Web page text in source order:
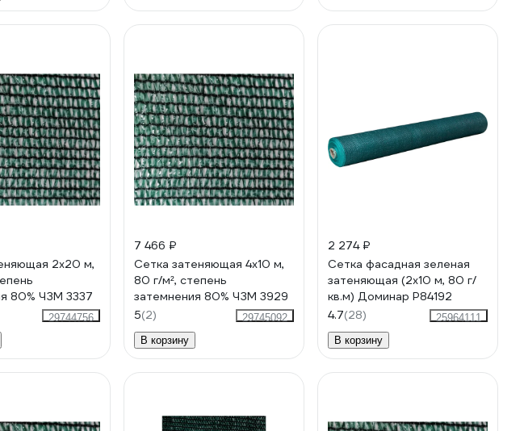
2x20 м,
80% ЧЗМ 3337
29744756
7 466 ₽
Сетка затеняющая 4x10 м,
80 г/м², степень
затемнения 80% ЧЗМ 3929
5(2)
29745092
В корзину
2 274 ₽
Сетка фасадная зеленая
затеняющая (2x10 м, 80 г/
кв.м) Доминар P84192
4.7(28)
25964111
В корзину